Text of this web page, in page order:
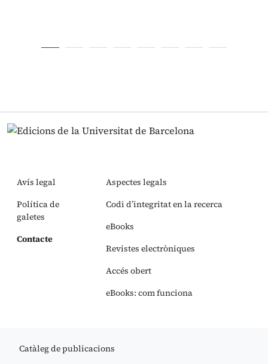
Avís legal
Política de
galetes
Contacte
Aspectes legals
Codi d’integritat en la recerca
eBooks
Revistes electròniques
Accés obert
eBooks: com funciona
Catàleg de publicacions